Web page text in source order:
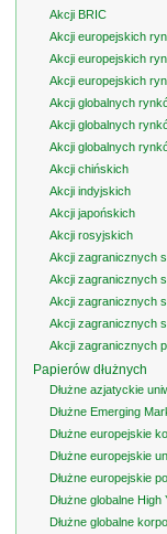
Akcji BRIC
Akcji europejskich
Akcji europejskich
Akcji europejskich
Akcji globalnych
Akcji globalnych
Akcji globalnych
Akcji chińskich
Akcji indyjskich
Akcji japońskich
Akcji rosyjskich
Akcji zagranicznych
Akcji zagranicznych
Akcji zagranicznych
Akcji zagranicznych
Akcji zagranicznych
Papierów dłużnych
Dłużne azjatyckie
Dłużne Emerging
Dłużne europejskie
Dłużne europejskie
Dłużne europejskie
Dłużne globalne High
Dłużne globalne